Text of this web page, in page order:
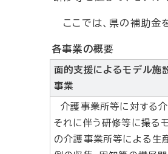
ここでは、県の補助金
各事業の概要
面的支援によるモデル施
事業
介護事業所等に対する
それに伴う研修等に撮る
の介護事業所等による生